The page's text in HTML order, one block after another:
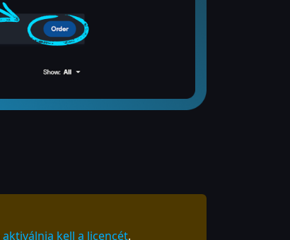
aktiválnia kell a licencét.